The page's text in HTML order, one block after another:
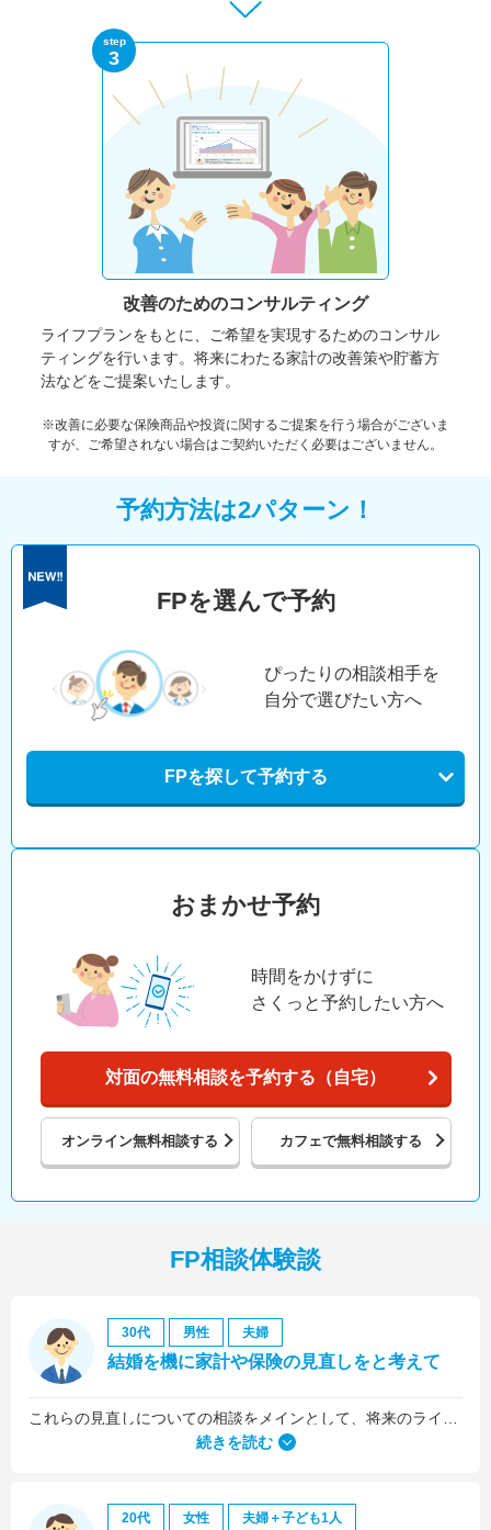
step
3
改善のためのコンサルティング
ライフプランをもとに、ご希望を実現するためのコンサル
ティングを行います。将来にわたる家計の改善策や貯蓄方
法などをご提案いたします。
※改善に必要な保険商品や投資に関するご提案を行う場合がございま
すが、ご希望されない場合はご契約いただく必要はございません。
予約方法は2パターン！
FPを選んで予約
ぴったりの相談相手を
自分で選びたい方へ
FPを探して予約する
おまかせ予約
時間をかけずに
さくっと予約したい方へ
対面の無料相談を予約する（自宅）
オンライン無料相談する カフェで無料相談する
FP相談体験談
30代 男性 夫婦
結婚を機に家計や保険の見直しをと考えて
続きを読む
20代 女性 夫婦＋子ども1人